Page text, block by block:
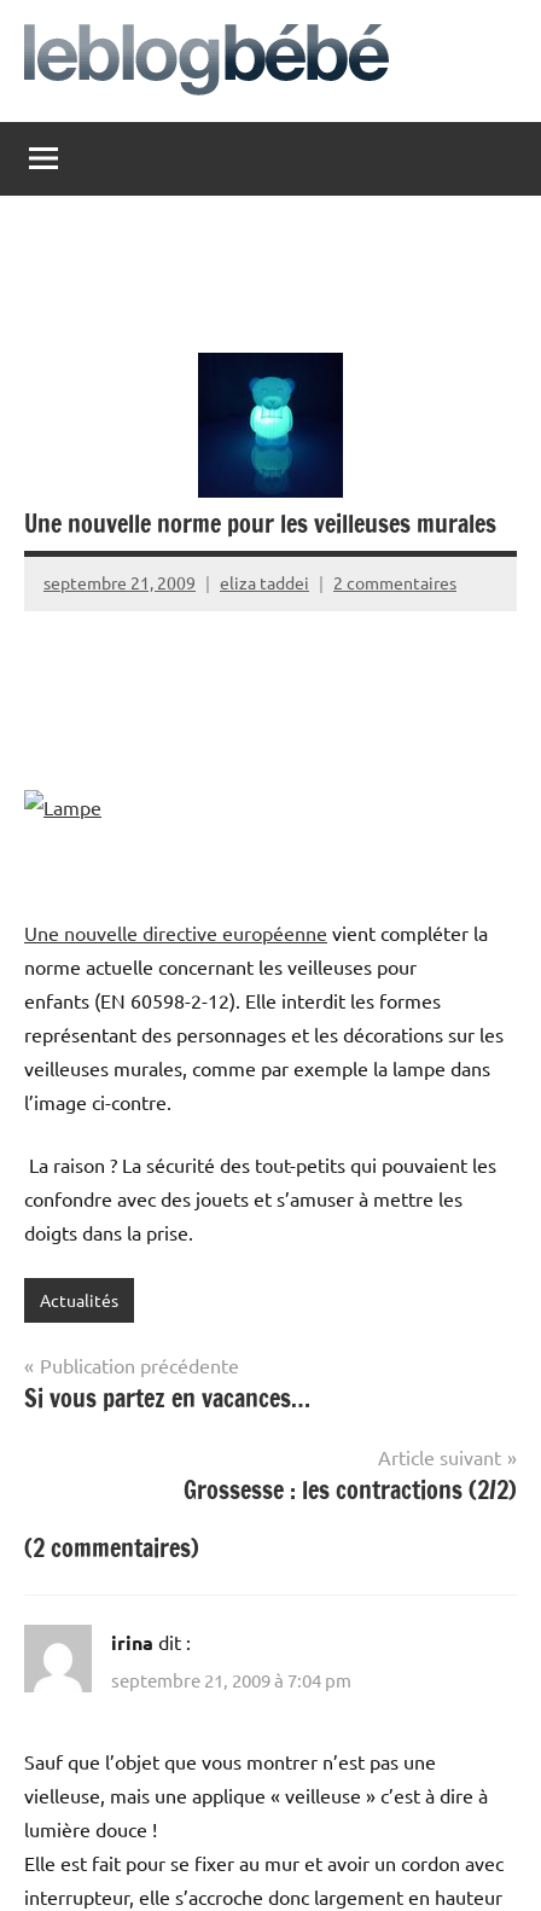
contenu
leblogbebe
The
Social
Une nouvelle norme pour les veilleuses murales
septembre 21, 2009 eliza taddei 2 commentaires
Une nouvelle directive européenne vient compléter la
norme actuelle concernant les veilleuses pour
enfants (EN 60598-2-12). Elle interdit les formes
représentant des personnages et les décorations sur les
veilleuses murales, comme par exemple la lampe dans
l’image ci-contre.
La raison ? La sécurité des tout-petits qui pouvaient les
confondre avec des jouets et s’amuser à mettre les
doigts dans la prise.
Actualités
Navigation
de
Publication précédente
Si vous partez en vacances…
Article suivant
Grossesse : les contractions (2/2)
(2 commentaires)
irina dit :
septembre 21, 2009 à 7:04 pm
Sauf que l’objet que vous montrer n’est pas une
vielleuse, mais une applique « veilleuse » c’est à dire à
lumière douce !
Elle est fait pour se fixer au mur et avoir un cordon avec
interrupteur, elle s’accroche donc largement en hauteur